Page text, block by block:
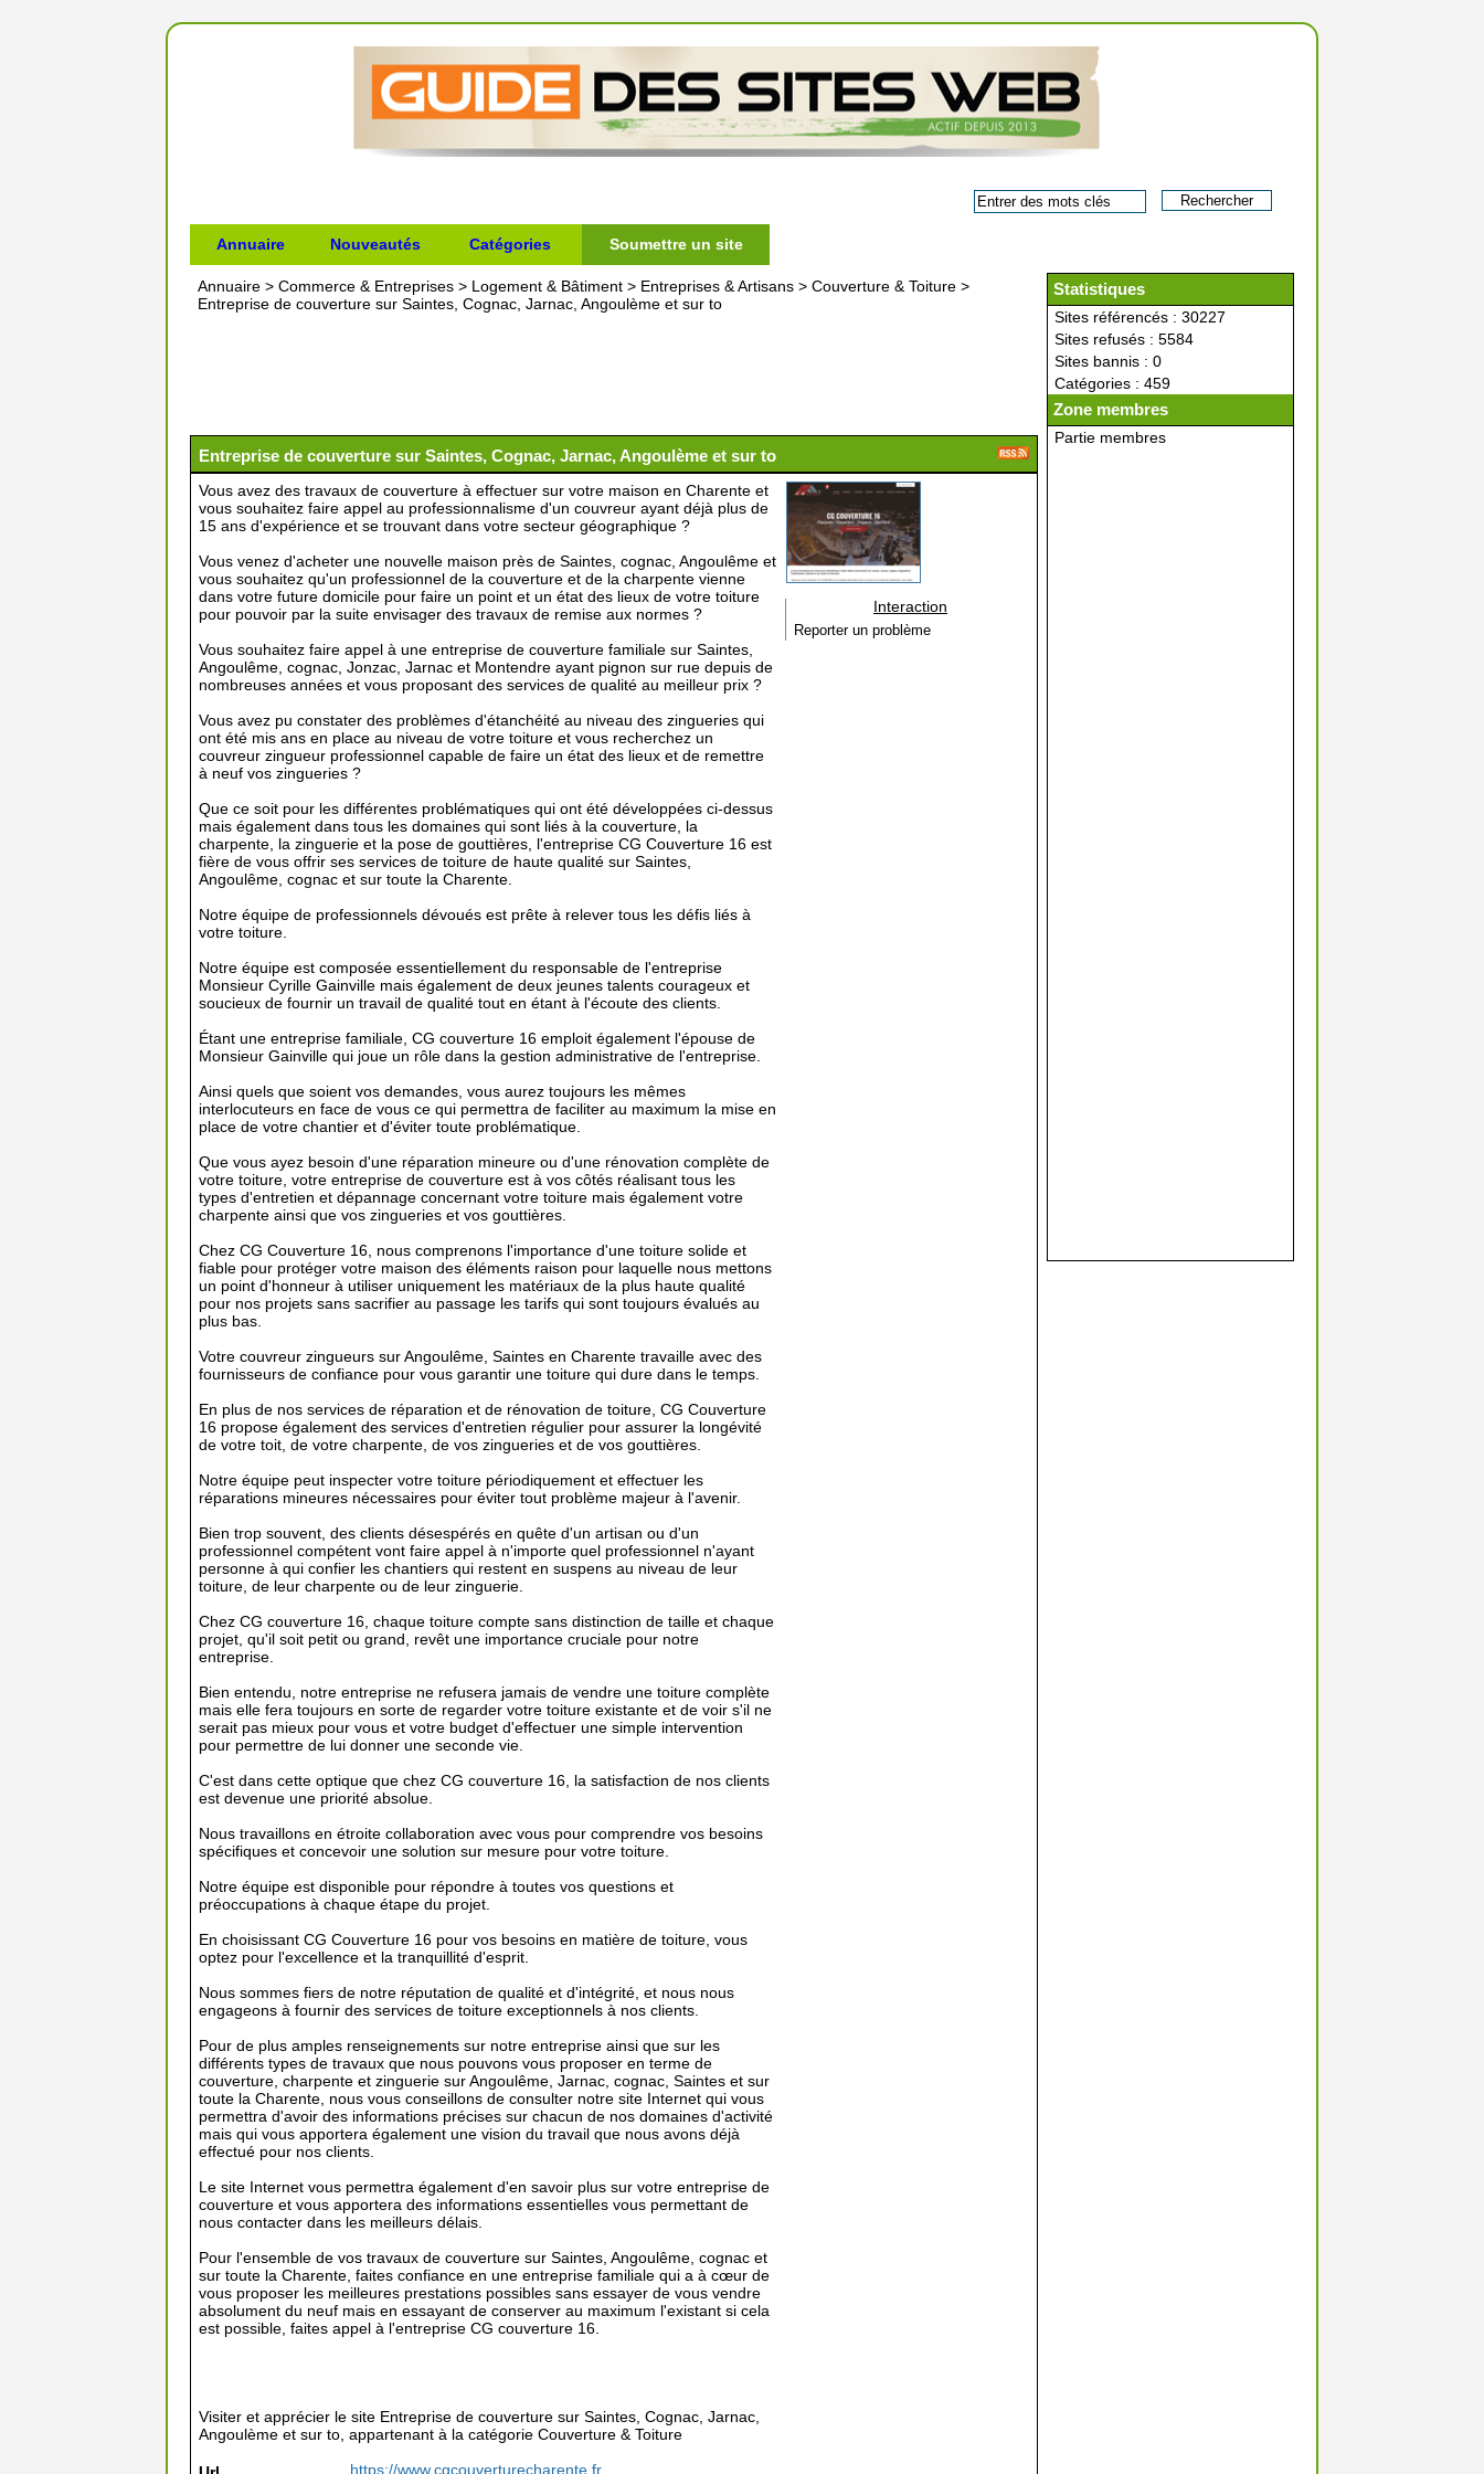
Annuaire Nouveautés Catégories Soumettre un site
Statistiques
Sites référencés : 30227
Sites refusés : 5584
Sites bannis : 0
Catégories : 459
Zone membres
Partie membres
Annuaire > Commerce & Entreprises > Logement & Bâtiment > Entreprises & Artisans > Couverture & Toiture >
Entreprise de couverture sur Saintes, Cognac, Jarnac, Angoulème et sur to
Entreprise de couverture sur Saintes, Cognac, Jarnac, Angoulème et sur to
Vous avez des travaux de couverture à effectuer sur votre maison en Charente et
vous souhaitez faire appel au professionnalisme d'un couvreur ayant déjà plus de
15 ans d'expérience et se trouvant dans votre secteur géographique ?
Vous venez d'acheter une nouvelle maison près de Saintes, cognac, Angoulême et
vous souhaitez qu'un professionnel de la couverture et de la charpente vienne
dans votre future domicile pour faire un point et un état des lieux de votre toiture
pour pouvoir par la suite envisager des travaux de remise aux normes ?
Vous souhaitez faire appel à une entreprise de couverture familiale sur Saintes,
Angoulême, cognac, Jonzac, Jarnac et Montendre ayant pignon sur rue depuis de
nombreuses années et vous proposant des services de qualité au meilleur prix ?
Vous avez pu constater des problèmes d'étanchéité au niveau des zingueries qui
ont été mis ans en place au niveau de votre toiture et vous recherchez un
couvreur zingueur professionnel capable de faire un état des lieux et de remettre
à neuf vos zingueries ?
Que ce soit pour les différentes problématiques qui ont été développées ci-dessus
mais également dans tous les domaines qui sont liés à la couverture, la
charpente, la zinguerie et la pose de gouttières, l'entreprise CG Couverture 16 est
fière de vous offrir ses services de toiture de haute qualité sur Saintes,
Angoulême, cognac et sur toute la Charente.
Notre équipe de professionnels dévoués est prête à relever tous les défis liés à
votre toiture.
Notre équipe est composée essentiellement du responsable de l'entreprise
Monsieur Cyrille Gainville mais également de deux jeunes talents courageux et
soucieux de fournir un travail de qualité tout en étant à l'écoute des clients.
Étant une entreprise familiale, CG couverture 16 emploit également l'épouse de
Monsieur Gainville qui joue un rôle dans la gestion administrative de l'entreprise.
Ainsi quels que soient vos demandes, vous aurez toujours les mêmes
interlocuteurs en face de vous ce qui permettra de faciliter au maximum la mise en
place de votre chantier et d'éviter toute problématique.
Que vous ayez besoin d'une réparation mineure ou d'une rénovation complète de
votre toiture, votre entreprise de couverture est à vos côtés réalisant tous les
types d'entretien et dépannage concernant votre toiture mais également votre
charpente ainsi que vos zingueries et vos gouttières.
Chez CG Couverture 16, nous comprenons l'importance d'une toiture solide et
fiable pour protéger votre maison des éléments raison pour laquelle nous mettons
un point d'honneur à utiliser uniquement les matériaux de la plus haute qualité
pour nos projets sans sacrifier au passage les tarifs qui sont toujours évalués au
plus bas.
Votre couvreur zingueurs sur Angoulême, Saintes en Charente travaille avec des
fournisseurs de confiance pour vous garantir une toiture qui dure dans le temps.
En plus de nos services de réparation et de rénovation de toiture, CG Couverture
16 propose également des services d'entretien régulier pour assurer la longévité
de votre toit, de votre charpente, de vos zingueries et de vos gouttières.
Notre équipe peut inspecter votre toiture périodiquement et effectuer les
réparations mineures nécessaires pour éviter tout problème majeur à l'avenir.
Bien trop souvent, des clients désespérés en quête d'un artisan ou d'un
professionnel compétent vont faire appel à n'importe quel professionnel n'ayant
personne à qui confier les chantiers qui restent en suspens au niveau de leur
toiture, de leur charpente ou de leur zinguerie.
Chez CG couverture 16, chaque toiture compte sans distinction de taille et chaque
projet, qu'il soit petit ou grand, revêt une importance cruciale pour notre
entreprise.
Bien entendu, notre entreprise ne refusera jamais de vendre une toiture complète
mais elle fera toujours en sorte de regarder votre toiture existante et de voir s'il ne
serait pas mieux pour vous et votre budget d'effectuer une simple intervention
pour permettre de lui donner une seconde vie.
C'est dans cette optique que chez CG couverture 16, la satisfaction de nos clients
est devenue une priorité absolue.
Nous travaillons en étroite collaboration avec vous pour comprendre vos besoins
spécifiques et concevoir une solution sur mesure pour votre toiture.
Notre équipe est disponible pour répondre à toutes vos questions et
préoccupations à chaque étape du projet.
En choisissant CG Couverture 16 pour vos besoins en matière de toiture, vous
optez pour l'excellence et la tranquillité d'esprit.
Nous sommes fiers de notre réputation de qualité et d'intégrité, et nous nous
engageons à fournir des services de toiture exceptionnels à nos clients.
Pour de plus amples renseignements sur notre entreprise ainsi que sur les
différents types de travaux que nous pouvons vous proposer en terme de
couverture, charpente et zinguerie sur Angoulême, Jarnac, cognac, Saintes et sur
toute la Charente, nous vous conseillons de consulter notre site Internet qui vous
permettra d'avoir des informations précises sur chacun de nos domaines d'activité
mais qui vous apportera également une vision du travail que nous avons déjà
effectué pour nos clients.
Le site Internet vous permettra également d'en savoir plus sur votre entreprise de
couverture et vous apportera des informations essentielles vous permettant de
nous contacter dans les meilleurs délais.
Pour l'ensemble de vos travaux de couverture sur Saintes, Angoulême, cognac et
sur toute la Charente, faites confiance en une entreprise familiale qui a à cœur de
vous proposer les meilleures prestations possibles sans essayer de vous vendre
absolument du neuf mais en essayant de conserver au maximum l'existant si cela
est possible, faites appel à l'entreprise CG couverture 16.
Visiter et apprécier le site Entreprise de couverture sur Saintes, Cognac, Jarnac,
Angoulème et sur to, appartenant à la catégorie Couverture & Toiture
https://www.cgcouverturecharente.fr
Interaction
Reporter un problème